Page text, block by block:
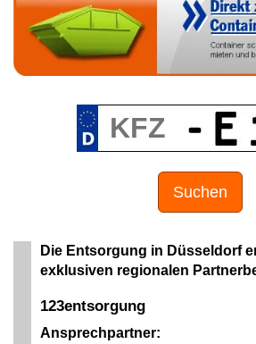
Suchen
Die Entsorgung in Düsseldorf
exklusiven regionalen
123entsorgung
Ansprechpartner: